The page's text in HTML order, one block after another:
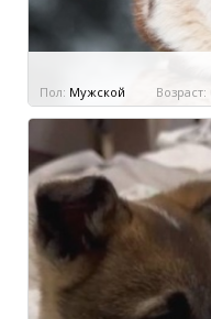
Пол: Мужской Возраст: